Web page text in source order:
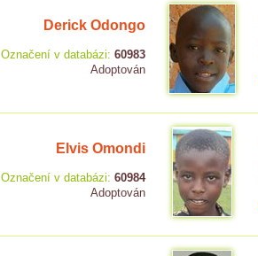
Derick Odongo
Označení v databázi: 60983
Adoptován
Elvis Omondi
Označení v databázi: 60984
Adoptován